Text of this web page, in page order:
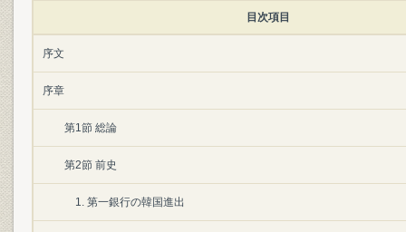
目次項目
序文
序章
第1節 総論
第2節 前史
1. 第一銀行の韓国進出